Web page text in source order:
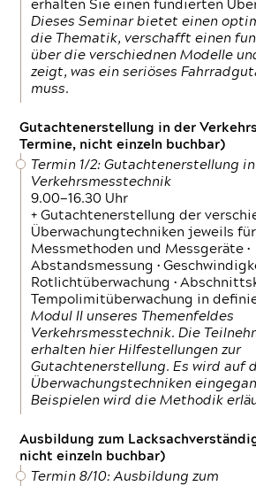
erhalten Sie einen fundierten
Dieses Seminar bietet einen
die Thematik, verschafft einen
über die verschiednen Modelle
zeigt, was ein seriöses
muss.
Gutachtenerstellung in der
Termine, nicht einzeln buchbar)
Termin 1/2: Gutachtenerstellung
Verkehrsmesstechnik
9.00—16.30 Uhr
+ Gutachtenerstellung der
Überwachungtechniken jeweils
Messmethoden und Messgeräte •
Abstandsmessung •
Rotlichtüberwachung •
Tempolimitüberwachung in
Modul II unseres Themenfeldes
Verkehrsmesstechnik. Die
erhalten hier Hilfestellungen zur
Gutachtenerstellung. Es wird auf
Überwachungstechniken
Beispielen wird die Methodik
Ausbildung zum
nicht einzeln buchbar)
Termin 8/10: Ausbildung zum